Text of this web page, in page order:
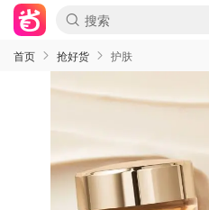
首页 抢好货 护肤